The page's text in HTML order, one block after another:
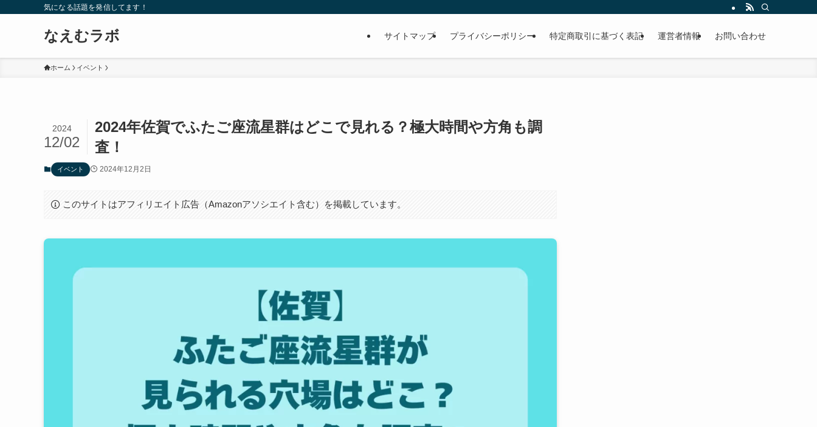
気になる話題を発信してます！
なえむラボ サイトマップ プライバシーポリシー 特定商取引に基づく表記 運営者情報 お問い合わせ
ホーム イベント
2024年佐賀でふたご座流星群はどこで見れる？極大時間や方角も調
査！
2024
12/02
イベント 2024年12月2日
このサイトはアフィリエイト広告（Amazonアソシエイト含む）を掲載しています。